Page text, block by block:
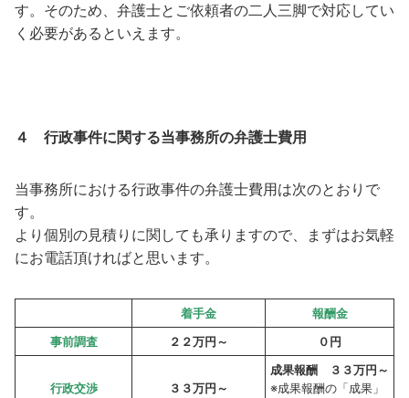
す。そのため、弁護士とご依頼者の二人三脚で対応してい
く必要があるといえます。
４ 行政事件に関する当事務所の弁護士費用
当事務所における行政事件の弁護士費用は次のとおりで
す。
より個別の見積りに関しても承りますので、まずはお気軽
にお電話頂ければと思います。
着手金
報酬金
事前調査
２２万円～ ０円
行政交渉 ３３万円～
成果報酬 ３３万円～
※成果報酬の「成果」